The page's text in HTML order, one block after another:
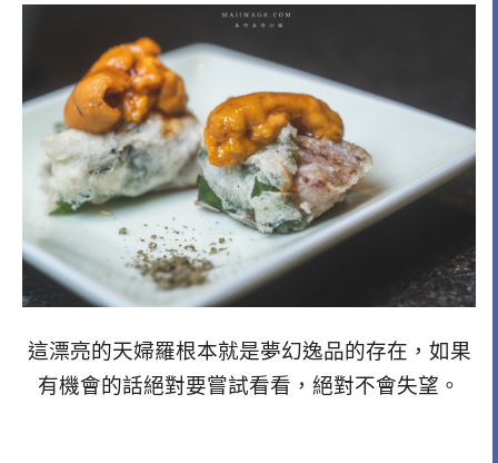
這漂亮的天婦羅根本就是夢幻逸品的存在，如果
有機會的話絕對要嘗試看看，絕對不會失望。